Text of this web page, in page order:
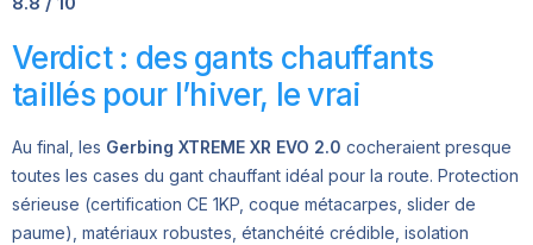
Verdict : des gants chauffants
taillés pour l’hiver, le vrai
Au final, les Gerbing XTREME XR EVO 2.0 cocheraient presque
toutes les cases du gant chauffant idéal pour la route. Protection
sérieuse (certification CE 1KP, coque métacarpes, slider de
paume), matériaux robustes, étanchéité crédible, isolation